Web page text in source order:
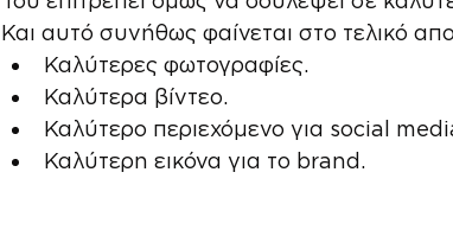
Και αυτό συνήθως φαίνεται στο τελικό
Καλύτερες φωτογραφίες.
Καλύτερα βίντεο.
Καλύτερο περιεχόμενο για social
Καλύτερη εικόνα για το brand.